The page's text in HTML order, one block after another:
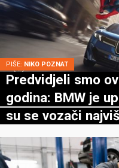
PIŠE: NIKO POZNAT
Predvidjeli smo
godina: BMW je
su se vozači